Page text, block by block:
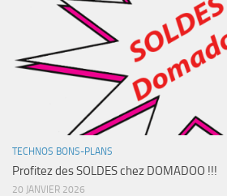
TECHNOS BONS-PLANS
Profitez des SOLDES chez DOMADOO !!!
20 JANVIER 2026